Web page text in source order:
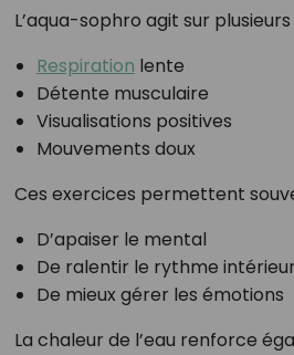
L’aqua-sophro agit sur
Respiration lente
Détente musculaire
Visualisations positives
Mouvements doux
Ces exercices permettent
D’apaiser le mental
De ralentir le rythme intérieur
De mieux gérer les émotions
La chaleur de l’eau renforce